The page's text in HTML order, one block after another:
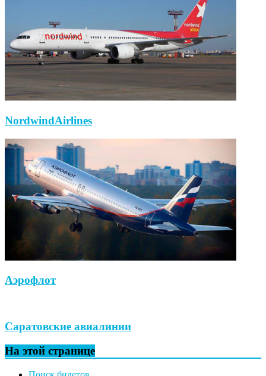
NordwindAirlines
Аэрофлот
Саратовские авиалинии
На этой странице